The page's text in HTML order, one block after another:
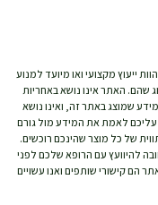
ייעוץ מקצועי ואו מיועד למנוע
שהם. האתר אינו נושא באחריות
שמוצג באתר זה, ואינו נושא
לאמת את המידע מול גורם
של כל מוצר שהינכם רוכשים.
להיוועץ עם הרופא שלכם לפני
הם קישורי שותפים ואנו עשויים